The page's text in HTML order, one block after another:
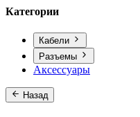
Категории
Кабели
Разъемы
Аксессуары
Назад